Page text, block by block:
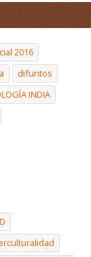
2016
difuntos
INDIA